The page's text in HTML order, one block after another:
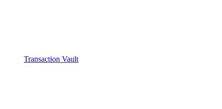
Transaction Vault